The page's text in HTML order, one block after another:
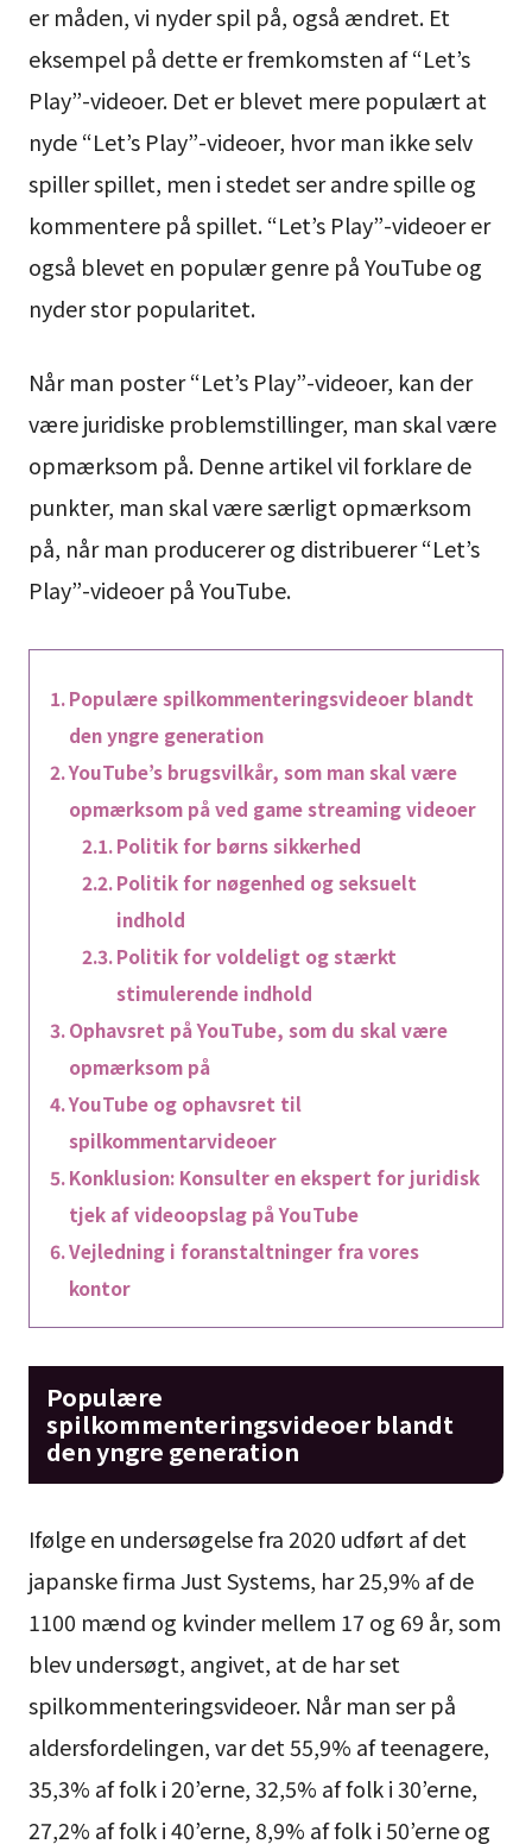
er måden, vi nyder spil på, også ændret. Et
eksempel på dette er fremkomsten af “Let’s
Play”-videoer. Det er blevet mere populært at
nyde “Let’s Play”-videoer, hvor man ikke selv
spiller spillet, men i stedet ser andre spille og
kommentere på spillet. “Let’s Play”-videoer er
også blevet en populær genre på YouTube og
nyder stor popularitet.
Når man poster “Let’s Play”-videoer, kan der
være juridiske problemstillinger, man skal være
opmærksom på. Denne artikel vil forklare de
punkter, man skal være særligt opmærksom
på, når man producerer og distribuerer “Let’s
Play”-videoer på YouTube.
Populære spilkommenteringsvideoer blandt
den yngre generation
YouTube’s brugsvilkår, som man skal være
opmærksom på ved game streaming videoer
Politik for børns sikkerhed
Politik for nøgenhed og seksuelt
indhold
Politik for voldeligt og stærkt
stimulerende indhold
Ophavsret på YouTube, som du skal være
opmærksom på
YouTube og ophavsret til
spilkommentarvideoer
Konklusion: Konsulter en ekspert for juridisk
tjek af videoopslag på YouTube
Vejledning i foranstaltninger fra vores
kontor
Populære
spilkommenteringsvideoer blandt
den yngre generation
Ifølge en undersøgelse fra 2020 udført af det
japanske firma Just Systems, har 25,9% af de
1100 mænd og kvinder mellem 17 og 69 år, som
blev undersøgt, angivet, at de har set
spilkommenteringsvideoer. Når man ser på
aldersfordelingen, var det 55,9% af teenagere,
35,3% af folk i 20’erne, 32,5% af folk i 30’erne,
27,2% af folk i 40’erne, 8,9% af folk i 50’erne og